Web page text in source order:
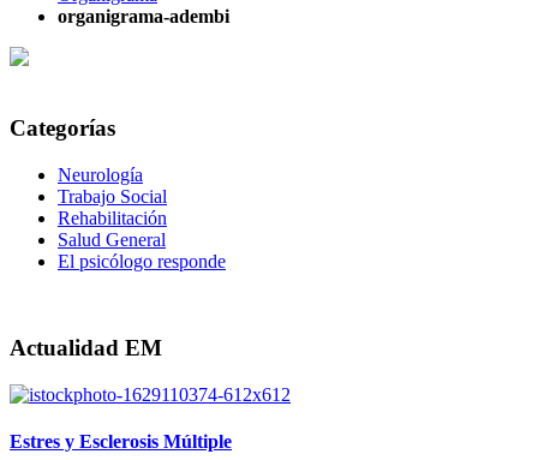
organigrama-adembi
Categorías
Neurología
Trabajo Social
Rehabilitación
Salud General
El psicólogo responde
Actualidad EM
Estres y Esclerosis Múltiple